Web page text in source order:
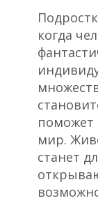
когда
поможет
мир.
станет